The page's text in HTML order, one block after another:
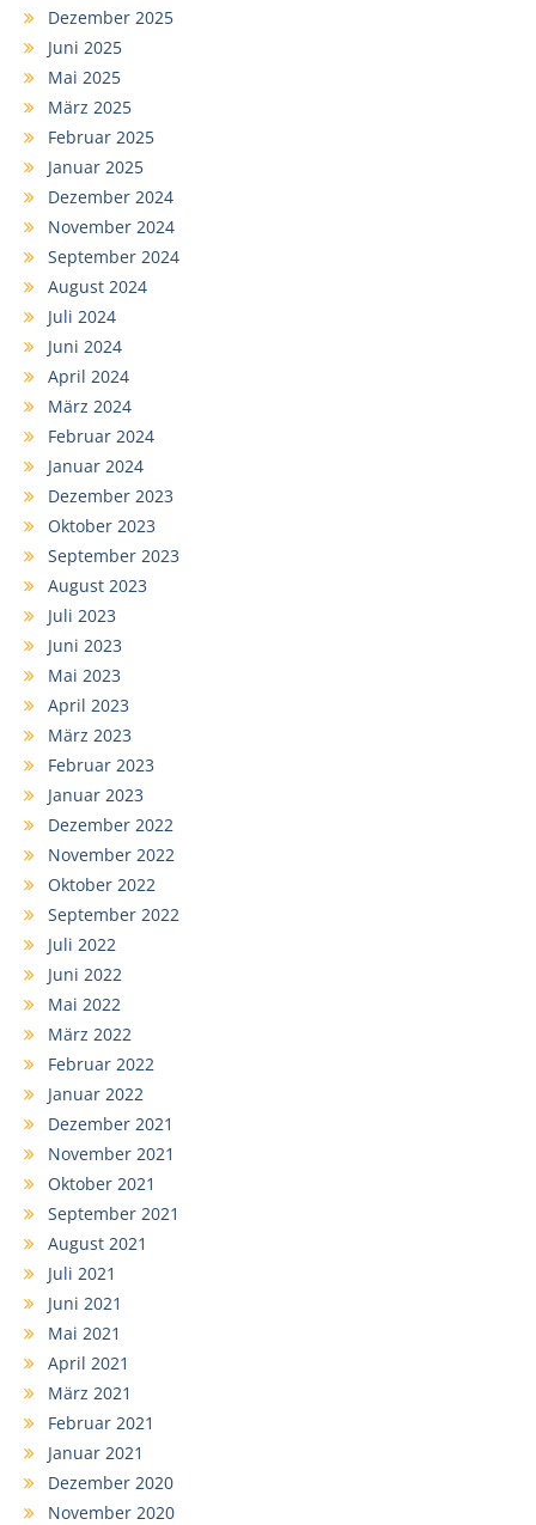
Dezember 2025
Juni 2025
Mai 2025
März 2025
Februar 2025
Januar 2025
Dezember 2024
November 2024
September 2024
August 2024
Juli 2024
Juni 2024
April 2024
März 2024
Februar 2024
Januar 2024
Dezember 2023
Oktober 2023
September 2023
August 2023
Juli 2023
Juni 2023
Mai 2023
April 2023
März 2023
Februar 2023
Januar 2023
Dezember 2022
November 2022
Oktober 2022
September 2022
Juli 2022
Juni 2022
Mai 2022
März 2022
Februar 2022
Januar 2022
Dezember 2021
November 2021
Oktober 2021
September 2021
August 2021
Juli 2021
Juni 2021
Mai 2021
April 2021
März 2021
Februar 2021
Januar 2021
Dezember 2020
November 2020